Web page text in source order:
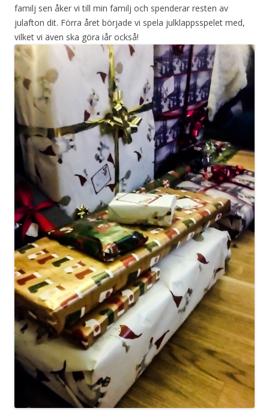
familj sen åker vi till min familj och spenderar resten av
julafton dit. Förra året började vi spela julklappsspelet med,
vilket vi även ska göra iår också!